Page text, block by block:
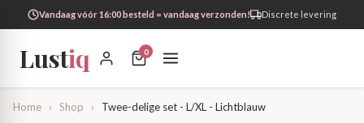
Vandaag vóór 16:00 besteld = vandaag verzonden! Discrete levering
Lustiq 0
Home › Shop › Twee-delige set - L/XL - Lichtblauw